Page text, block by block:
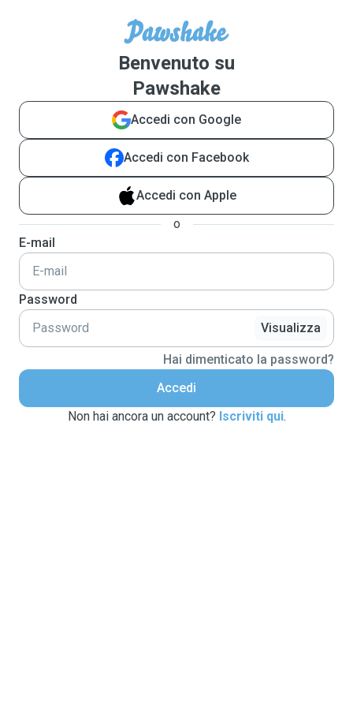
Benvenuto su
Pawshake
Accedi con Google
Accedi con Facebook
Accedi con Apple
o
E-mail
Password
Visualizza
Hai dimenticato la password?
Accedi
Non hai ancora un account? Iscriviti qui.